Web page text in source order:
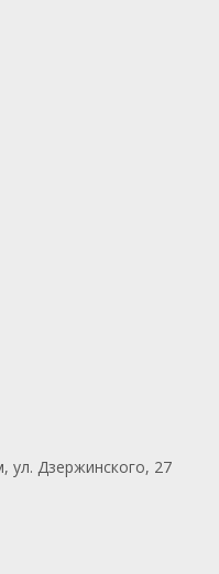
ул. Дзержинского, 27